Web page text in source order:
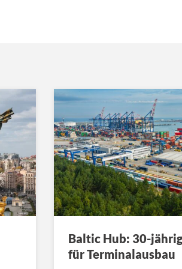
Baltic Hub: 30-
für Terminalausbau